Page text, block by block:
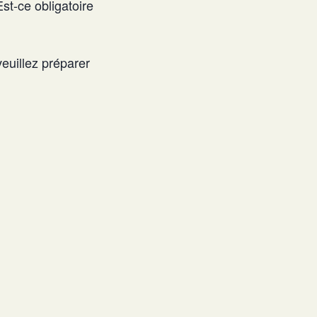
ce obligatoire
préparer